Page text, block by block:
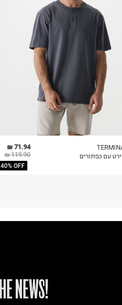
71.94 ₪
119.90 ₪
40% OFF
עם כפתורים
!GET THE NEWS